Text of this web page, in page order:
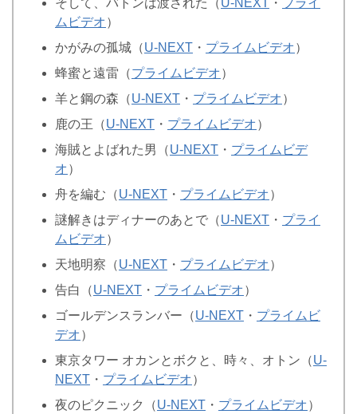
そして、バトンは渡された（ U-NEXT ・
プライ
ムビデオ）
かがみの孤城（U-NEXT ・ プライムビデオ）
蜂蜜と遠雷（プライムビデオ）
羊と鋼の森（U-NEXT ・ プライムビデオ）
鹿の王（U-NEXT ・ プライムビデオ）
海賊とよばれた男（U-NEXT ・ プライムビデ
オ）
舟を編む（U-NEXT ・ プライムビデオ）
謎解きはディナーのあとで（U-NEXT ・ プライ
ムビデオ）
天地明察（U-NEXT ・ プライムビデオ）
告白（U-NEXT ・ プライムビデオ）
ゴールデンスランバー（U-NEXT ・ プライムビ
デオ）
東京タワー オカンとボクと、時々、オトン（U-
NEXT ・ プライムビデオ）
夜のピクニック（U-NEXT ・ プライムビデオ）